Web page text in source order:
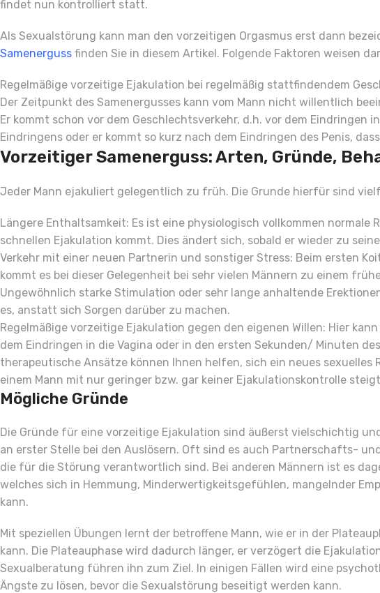
findet nun kontrolliert statt.
Als Sexualstörung kann man den vorzeitigen Orgasmus erst dann
Samenerguss finden Sie in diesem Artikel. Folgende Faktoren weisen
Regelmäßige vorzeitige Ejakulation bei regelmäßig stattfindendem
Der Zeitpunkt des Samenergusses kann vom Mann nicht willentlich
Er kommt schon vor dem Geschlechtsverkehr, d.h. vor dem Eindringen
Eindringens oder er kommt so kurz nach dem Eindringen des Penis,
Vorzeitiger Samenerguss: Arten, Gründe,
Jeder Mann ejakuliert gelegentlich zu früh. Die Grunde hierfür sind
Längere Enthaltsamkeit: Es ist eine physiologisch vollkommen
schnellen Ejakulation kommt. Dies ändert sich, sobald er wieder zu
Verkehr mit einer neuen Partnerin und sonstiger Stress: Beim ersten
kommt es bei dieser Gelegenheit bei sehr vielen Männern zu einem
Ungewöhnlich starke Stimulation oder sehr lange anhaltende
es, anstatt sich Sorgen darüber zu machen.
Regelmäßige vorzeitige Ejakulation gegen den eigenen Willen: Hier
dem Eindringen in die Vagina oder in den ersten Sekunden/ Minuten
therapeutische Ansätze können Ihnen helfen, sich ein neues
einem Mann mit nur geringer bzw. gar keiner Ejakulationskontrolle
Mögliche Gründe
Die Gründe für eine vorzeitige Ejakulation sind äußerst vielschichtig
an erster Stelle bei den Auslösern. Oft sind es auch Partnerschafts-
die für die Störung verantwortlich sind. Bei anderen Männern ist es
welches sich in Hemmung, Minderwertigkeitsgefühlen, mangelnder
kann.
Mit speziellen Übungen lernt der betroffene Mann, wie er in der
kann. Die Plateauphase wird dadurch länger, er verzögert die
Sexualberatung führen ihn zum Ziel. In einigen Fällen wird eine
Ängste zu lösen, bevor die Sexualstörung beseitigt werden kann.